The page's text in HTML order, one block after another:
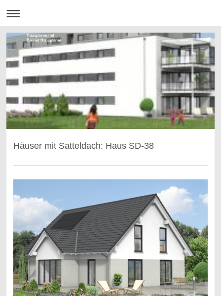
Hausplaner.net
Bauset Hausplaner
Häuser mit Satteldach: Haus SD-38